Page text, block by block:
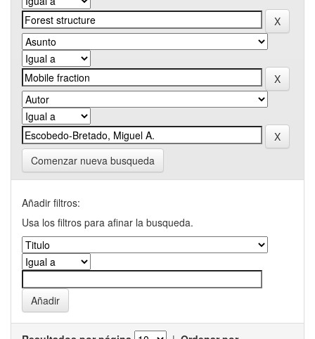
Comenzar nueva busqueda
Añadir filtros:
Usa los filtros para afinar la busqueda.